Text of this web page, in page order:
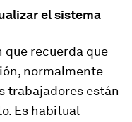
el sistema
recuerda que
normalmente
trabajadores están
Es habitual